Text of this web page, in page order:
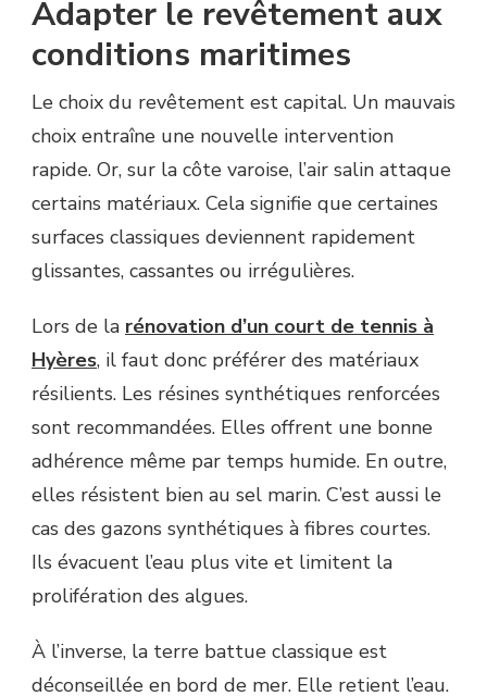
Adapter le revêtement aux
conditions maritimes
Le choix du revêtement est capital. Un mauvais
choix entraîne une nouvelle intervention
rapide. Or, sur la côte varoise, l’air salin attaque
certains matériaux. Cela signifie que certaines
surfaces classiques deviennent rapidement
glissantes, cassantes ou irrégulières.
Lors de la rénovation d’un court de tennis à
Hyères, il faut donc préférer des matériaux
résilients. Les résines synthétiques renforcées
sont recommandées. Elles offrent une bonne
adhérence même par temps humide. En outre,
elles résistent bien au sel marin. C’est aussi le
cas des gazons synthétiques à fibres courtes.
Ils évacuent l’eau plus vite et limitent la
prolifération des algues.
À l’inverse, la terre battue classique est
déconseillée en bord de mer. Elle retient l’eau.